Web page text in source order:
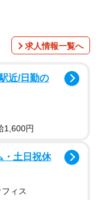
面が垣間見え、多
た、この後の琥
求人情報一覧へ
近/日勤の
1,600円
・土日祝休
ィス